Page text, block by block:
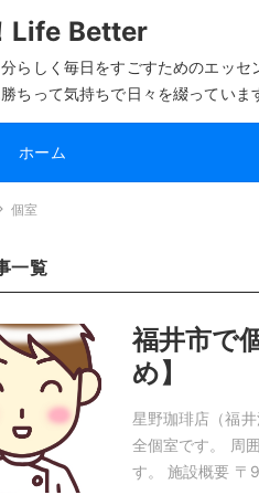
Life Better
らしく毎日をすごすためのエッ
ちって気持ちで日々を綴っていま
ホーム
個室
一覧
福井市で
め】
星野珈琲店（福
全個室です。 周
す。 施設概要